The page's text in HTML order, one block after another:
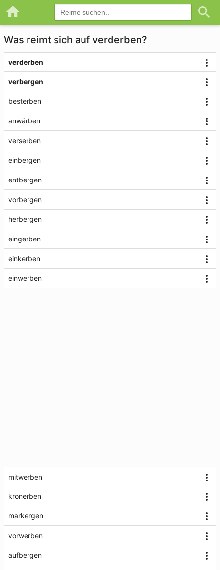
Was reimt sich auf verderben?
verderben
verbergen
besterben
anwärben
verserben
einbergen
entbergen
vorbergen
herbergen
eingerben
einkerben
einwerben
mitwerben
kronerben
markergen
vorwerben
aufbergen